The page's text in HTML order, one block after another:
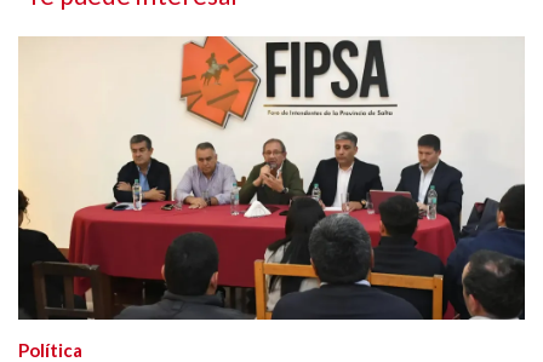
Política